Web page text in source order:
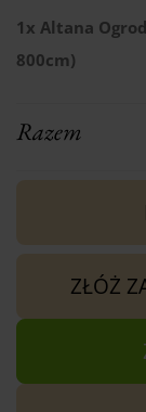
1x Altana
800cm)
Razem
ZŁÓŻ